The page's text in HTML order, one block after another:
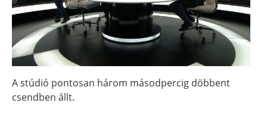
A stúdió pontosan három másodpercig döbbent
csendben állt.